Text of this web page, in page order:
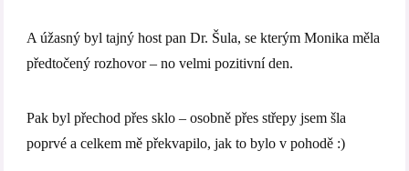
A úžasný byl tajný host pan Dr. Šula, se kterým Monika měla
předtočený rozhovor – no velmi pozitivní den.
Pak byl přechod přes sklo – osobně přes střepy jsem šla
poprvé a celkem mě překvapilo, jak to bylo v pohodě :)